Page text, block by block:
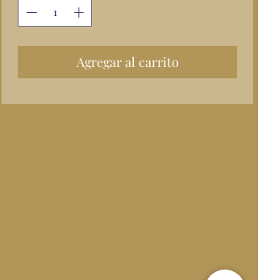
Agregar al carrito